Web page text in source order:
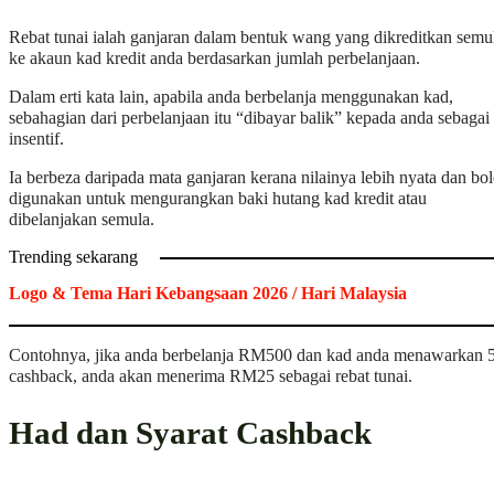
Rebat tunai ialah ganjaran dalam bentuk wang yang dikreditkan
ke akaun kad kredit anda berdasarkan jumlah perbelanjaan.
Dalam erti kata lain, apabila anda berbelanja menggunakan kad,
sebahagian dari perbelanjaan itu “dibayar balik” kepada anda sebagai
insentif.
Ia berbeza daripada mata ganjaran kerana nilainya lebih nyata dan
digunakan untuk mengurangkan baki hutang kad kredit atau
dibelanjakan semula.
Trending sekarang
Logo & Tema Hari Kebangsaan 2026 / Hari Malaysia
Contohnya, jika anda berbelanja RM500 dan kad anda menawarkan
cashback, anda akan menerima RM25 sebagai rebat tunai.
Had dan Syarat Cashback